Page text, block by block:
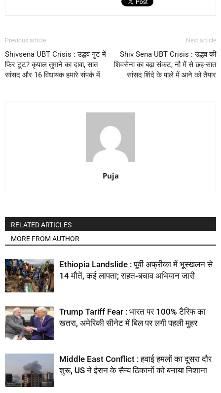
Previous article
Shivsena UBT Crisis : उद्धव गुट में
फिर टूट? कृपाल तुमाने का दावा, सात
सांसद और 16 विधायक हमारे संपर्क में
Next article
Shiv Sena UBT Crisis : उद्धव की
शिवसेना का बढ़ा संकट, नौ में से छह-सात
सांसद शिंदे के पाले में आने को तैयार
Puja
RELATED ARTICLES
MORE FROM AUTHOR
Ethiopia Landslide : पूर्वी अफ्रीका में भूस्खलन से
14 मौतें, कई लापता; राहत-बचाव अभियान जारी
Trump Tariff Fear : भारत पर 100% टैरिफ का
खतरा, अमेरिकी सीनेट में बिल पर लगी पहली मुहर
Middle East Conflict : हवाई हमलों का दूसरा दौर
शुरू, US ने ईरान के सैन्य ठिकानों को बनाया निशाना